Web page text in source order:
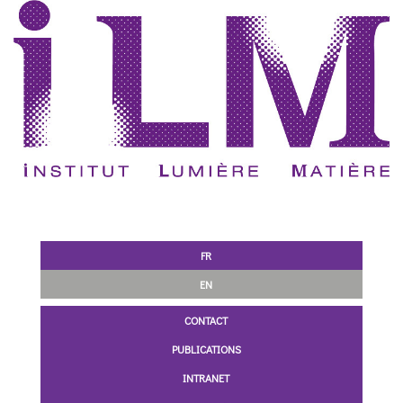
FR
EN
CONTACT
PUBLICATIONS
INTRANET